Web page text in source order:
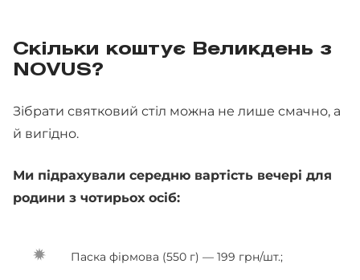
Скільки коштує Великдень з
NOVUS?
Зібрати святковий стіл можна не лише смачно, а
й вигідно.
Ми підрахували середню вартість вечері для
родини з чотирьох осіб:
Паска фірмова (550 г) — 199 грн/шт.;